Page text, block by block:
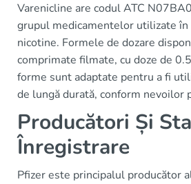
Varenicline are codul ATC
grupul medicamentelor utilizate
nicotine. Formele de dozare
comprimate filmate, cu doze de
forme sunt adaptate pentru a fi
de lungă durată, conform nevoilor
Producători Și
Înregistrare
Pfizer este principalul producător